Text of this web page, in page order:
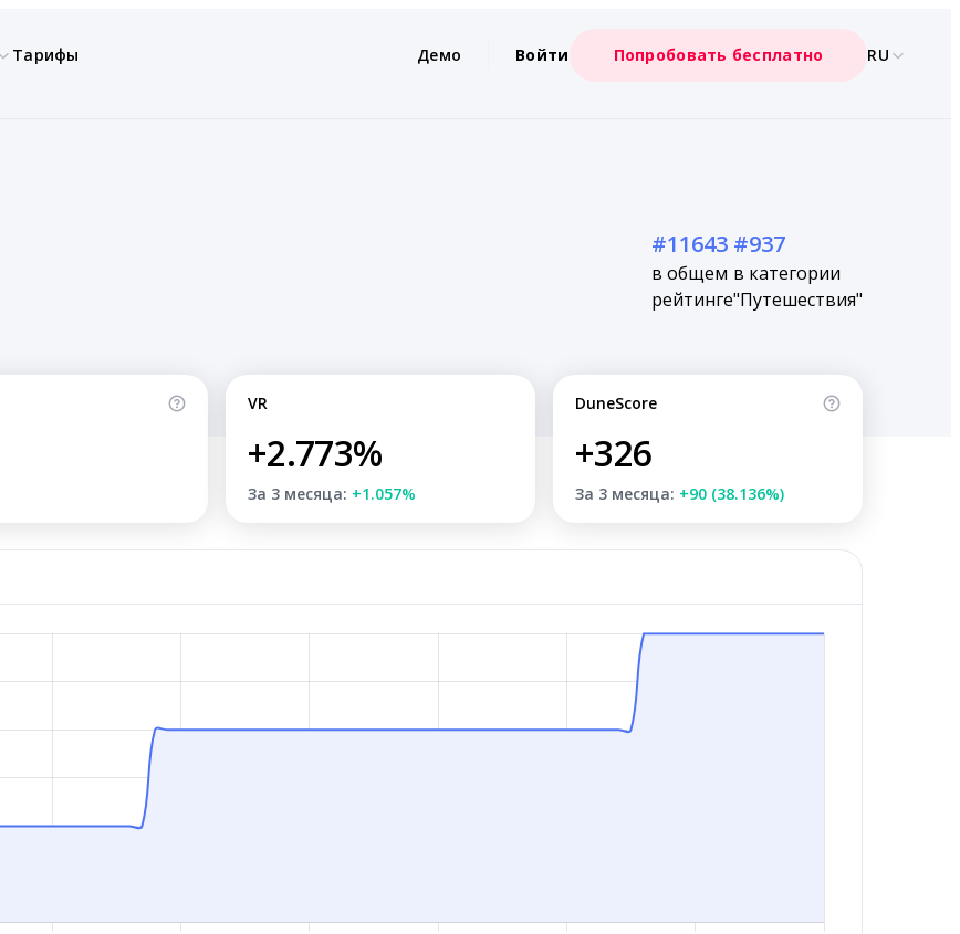
Тарифы Демо Войти Попробовать бесплатно RU
#11643
в общем
рейтинге
#937
в категории
"Путешествия"
VR
+2.773%
За 3 месяца: +1.057%
DuneScore
+326
За 3 месяца: +90 (38.136%)